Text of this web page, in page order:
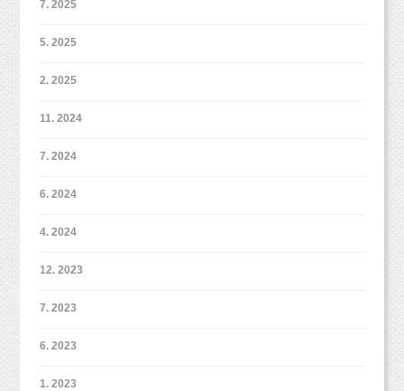
7. 2025
5. 2025
2. 2025
11. 2024
7. 2024
6. 2024
4. 2024
12. 2023
7. 2023
6. 2023
1. 2023